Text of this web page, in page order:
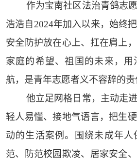
作为宝南社区法治青鸽志
浩浩自2024年加入以来，始终
安全防护放在心上、扛在肩上
家庭的希望、祖国的未来，用
航，是青年志愿者义不容辞的责
他立足网格日常，主动走
轻人易懂、接地气语言，把生
动的生活案例。围绕未成年
范、防范校园欺凌、居家安全